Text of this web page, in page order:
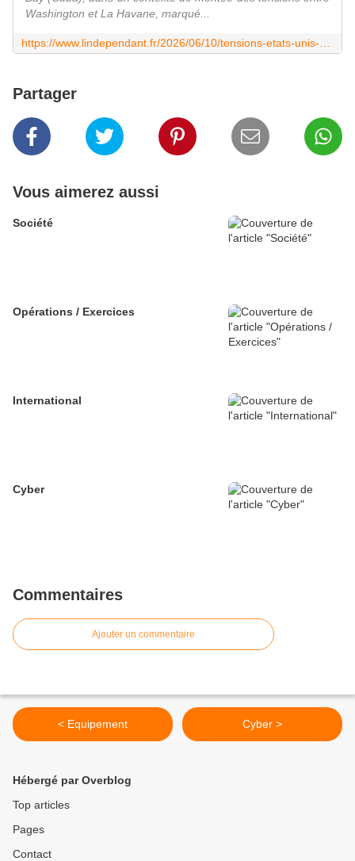
Washington et La Havane, marqué...
Partager
Vous aimerez aussi
Société
Opérations / Exercices
International
Cyber
Commentaires
Ajouter un commentaire
< Equipement Cyber >
Hébergé par Overblog
Top articles
Pages
Contact